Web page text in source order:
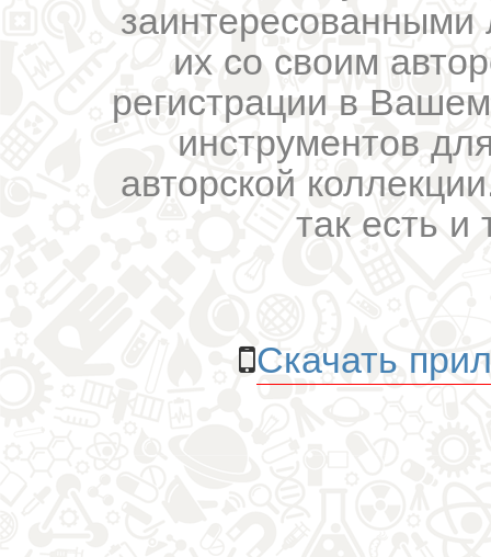
их со своим
регистрации в
инструментов
авторской
так есть и
Скачать